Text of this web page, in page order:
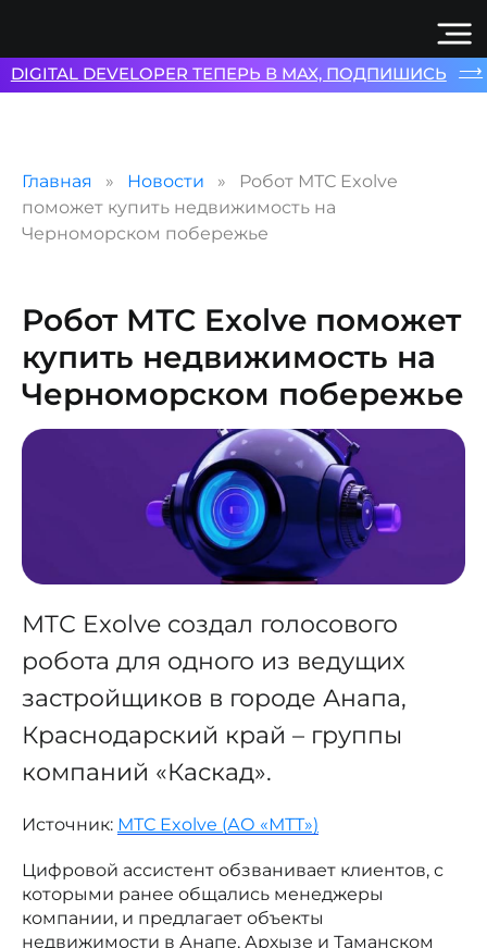
Главная Новости
Робот МТС Exolve
поможет купить недвижимость на
Черноморском побережье
Робот МТС Exolve поможет
купить недвижимость на
Черноморском побережье
МТС Exolve создал голосового
робота для одного из ведущих
застройщиков в городе Анапа,
Краснодарский край – группы
компаний «Каскад».
Источник: МТС Exolve (АО «МТТ»)
Цифровой ассистент обзванивает клиентов, с
которыми ранее общались менеджеры
компании, и предлагает объекты
недвижимости в Анапе, Архызе и Таманском